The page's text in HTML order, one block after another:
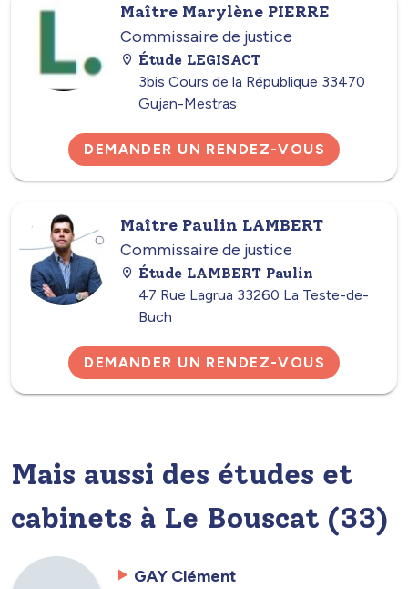
Maître Marylène PIERRE
Commissaire de justice
Étude LEGISACT
3bis Cours de la République 33470
Gujan-Mestras
DEMANDER UN RENDEZ-VOUS
Maître Paulin LAMBERT
Commissaire de justice
Étude LAMBERT Paulin
47 Rue Lagrua 33260 La Teste-de-
Buch
DEMANDER UN RENDEZ-VOUS
Mais aussi des études et
cabinets à Le Bouscat (33)
GAY Clément